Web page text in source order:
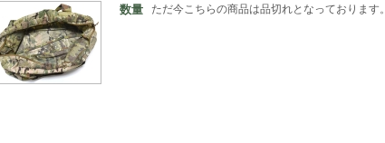
数量 ただ今こちらの商品は品切れとなっております。